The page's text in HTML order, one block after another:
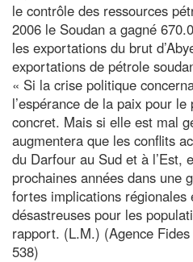
le contrôle des ressources
2006 le Soudan a gagné
les exportations du brut
exportations de pétrole
« Si la crise politique
l’espérance de la paix pour
concret. Mais si elle est mal
augmentera que les conflits
du Darfour au Sud et à l’Est,
prochaines années dans une
fortes implications régionales
désastreuses pour les
rapport. (L.M.) (Agence
538)